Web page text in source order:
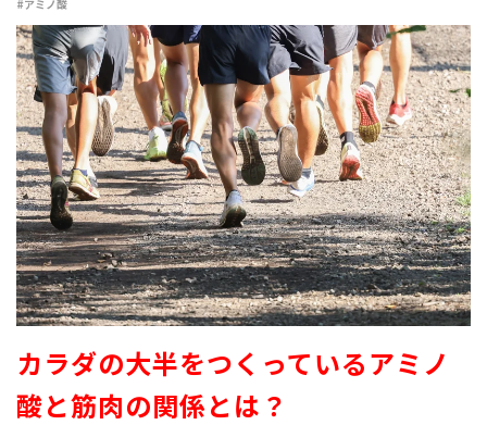
#アミノ酸
カラダの大半をつくっているアミノ
酸と筋肉の関係とは？